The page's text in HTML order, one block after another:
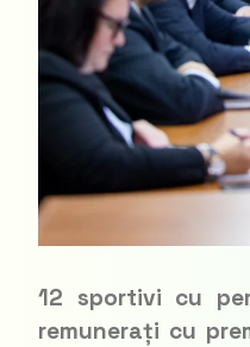
12 sportivi cu
remunerați cu